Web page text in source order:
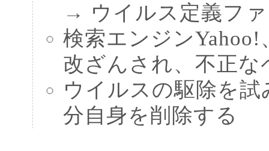
→ ウイルス定義フ
検索エンジン
改ざんされ、不正
ウイルスの駆除を
分自身を削除する